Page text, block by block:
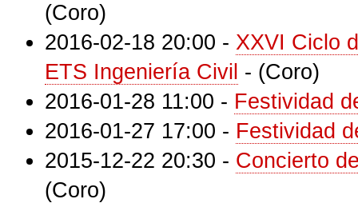
(Coro)
2016-02-18 20:00 - XXVI Ciclo
ETS Ingeniería Civil - (Coro)
2016-01-28 11:00 - Festividad
2016-01-27 17:00 - Festividad
2015-12-22 20:30 - Concierto
(Coro)